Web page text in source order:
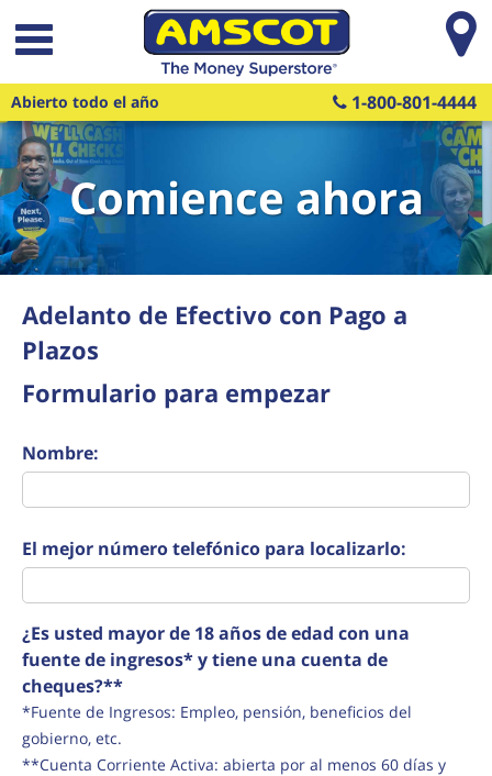
Saltar al contenido principal
Abierto todo el año 1-800-801-4444
Comience ahora
Adelanto de Efectivo con Pago a
Plazos
Formulario para empezar
Nombre:
El mejor número telefónico para localizarlo:
¿Es usted mayor de 18 años de edad con una
fuente de ingresos* y tiene una cuenta de
cheques?**
*Fuente de Ingresos: Empleo, pensión, beneficios del
gobierno, etc.
**Cuenta Corriente Activa: abierta por al menos 60 días y